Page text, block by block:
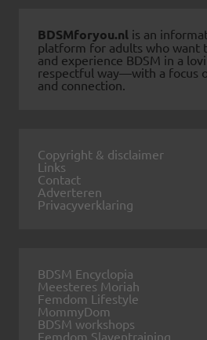
BDSMforyou.nl is an
platform for adults who want
and experience BDSM in a
respectful way—with a focus
and connection.
Copyright & disclaimer
Links
Contact
Adverteren
Privacyverklaring
BDSM Encyclopia
Meesteres Moriah
Femdom Lifestyle
MommyDom
BDSM workshops
Femdom Slaventraining